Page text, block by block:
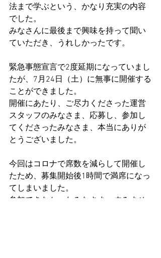
法まで学ぶという、かなり充実の内容
でした。
みなさんに最後まで興味を持って聞い
ていただき、うれしかったです。
緊急事態宣言で2度延期になっていまし
たが、7月24日（土）に無事に開催する
ことができました。
開催にあたり、ご尽力くださった運営
スタッフのみなさま、応募し、参加し
てくださったみなさま、本当にありが
とうございました。
今回はコロナで席数を減らして開催し
たため、募集開始後1時間で満席になっ
てしまいました。
参加できなかったみなさま、すみませ